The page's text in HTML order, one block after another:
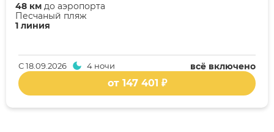
1 линия
Песчаный пляж
48 км до аэропорта
всё включено
С18.09.2026 4 ночи
от 147 401 ₽